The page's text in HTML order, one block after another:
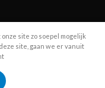
site zo soepel mogelijk
site, gaan we er vanuit